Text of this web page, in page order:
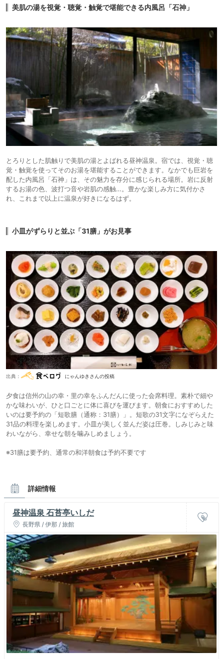
美肌の湯を視覚・聴覚・触覚で堪能できる内風呂「石神」
とろりとした肌触りで美肌の湯とよばれる昼神温泉。宿では、視覚・聴
覚・触覚を使ってそのお湯を堪能することができます。なかでも巨岩を
配した内風呂「石神」は、その魅力を存分に感じられる場所。岩に反射
するお湯の色、波打つ音や岩肌の感触…。豊かな楽しみ方に気付かさ
れ、これまで以上に温泉が好きになるはず。
小皿がずらりと並ぶ「31膳」がお見事
出典： にゃんゆきさんの投稿
夕食は信州の山の幸・里の幸をふんだんに使った会席料理。素朴で細や
かな味わいが、ひと口ごとに体に喜びを運びます。朝食におすすめした
いのは要予約の「短歌膳（通称：31膳）」。短歌の31文字になぞらえた
31品の料理を楽しめます。小皿が美しく並んだ姿は圧巻。しみじみと味
わいながら、幸せな朝を噛みしめましょう。
※31膳は要予約、通常の和洋朝食は予約不要です
詳細情報
昼神温泉 石苔亭いしだ
長野県 / 伊那 / 旅館